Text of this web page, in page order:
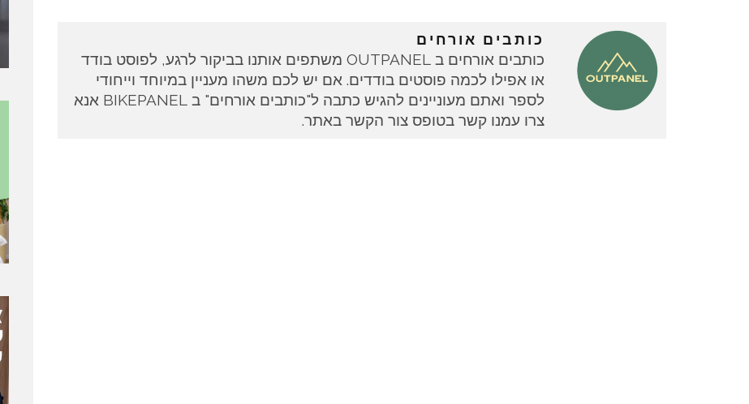
כותבים אורחים
כותבים אורחים ב OUTPANEL משתפים אותנו בביקור לרגע, לפוסט בודד
או אפילו לכמה פוסטים בודדים. אם יש לכם משהו מעניין במיוחד וייחודי
לספר ואתם מעוניינים להגיש כתבה ל"כותבים אורחים" ב BIKEPANEL אנא
צרו עמנו קשר בטופס צור הקשר באתר.